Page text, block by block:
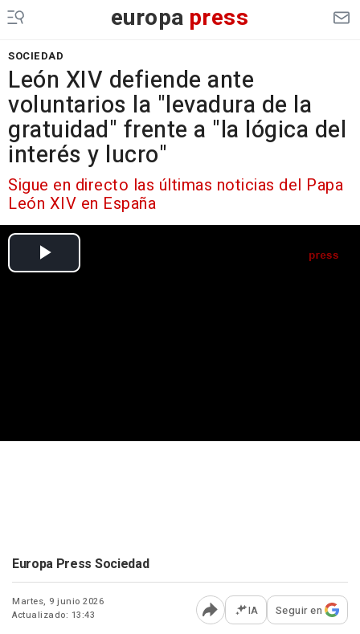
europa press
SOCIEDAD
León XIV defiende ante
voluntarios la "levadura de la
gratuidad" frente a "la lógica del
interés y lucro"
Sigue en directo las últimas noticias del Papa
León XIV en España
Europa Press Sociedad
Martes, 9 junio 2026
Actualizado: 13:43
Abrir opciones para
IA Seguir en